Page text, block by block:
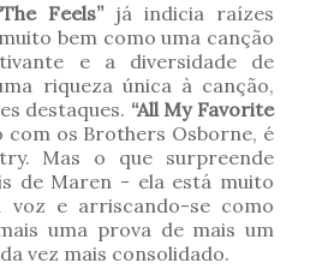
Feels”já indicia raízes
bem como uma canção
e a diversidade de
riqueza única à canção,
destaques. “All My Favorite
com os Brothers Osborne, é
Mas o que surpreende
de Maren - ela está muito
voz e arriscando-se como
uma prova de mais um
vez mais consolidado.